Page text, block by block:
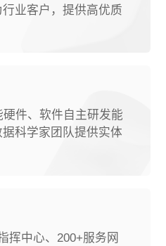
业客户，提供高优质
件、软件自主研发能
科学家团队提供实体
挥中心、200+服务网